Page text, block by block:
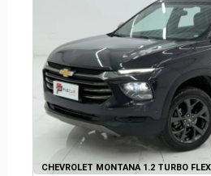
CHEVROLET MONTANA 1.2 TURBO